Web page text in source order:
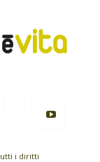
i diritti